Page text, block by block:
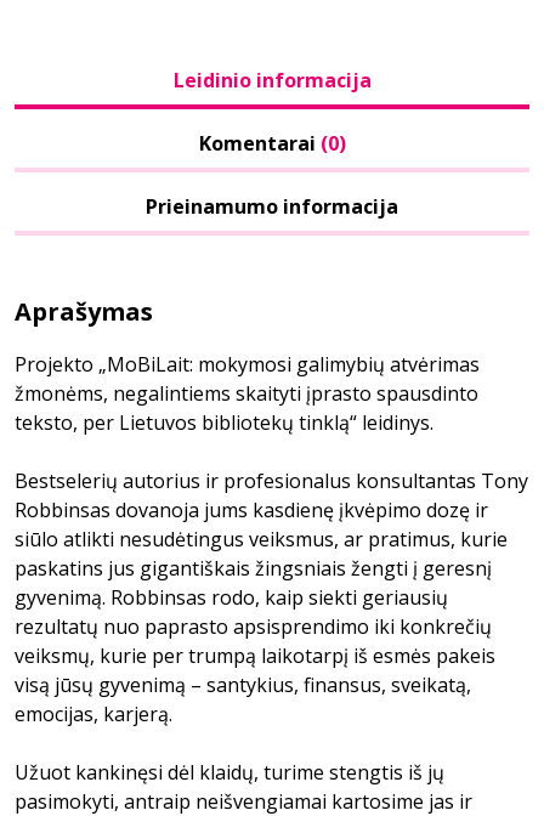
Leidinio informacija
Komentarai (0)
Prieinamumo informacija
Aprašymas
Projekto „MoBiLait: mokymosi galimybių atvėrimas
žmonėms, negalintiems skaityti įprasto spausdinto
teksto, per Lietuvos bibliotekų tinklą“ leidinys.
Bestselerių autorius ir profesionalus konsultantas Tony
Robbinsas dovanoja jums kasdienę įkvėpimo dozę ir
siūlo atlikti nesudėtingus veiksmus, ar pratimus, kurie
paskatins jus gigantiškais žingsniais žengti į geresnį
gyvenimą. Robbinsas rodo, kaip siekti geriausių
rezultatų nuo paprasto apsisprendimo iki konkrečių
veiksmų, kurie per trumpą laikotarpį iš esmės pakeis
visą jūsų gyvenimą – santykius, finansus, sveikatą,
emocijas, karjerą.
Užuot kankinęsi dėl klaidų, turime stengtis iš jų
pasimokyti, antraip neišvengiamai kartosime jas ir